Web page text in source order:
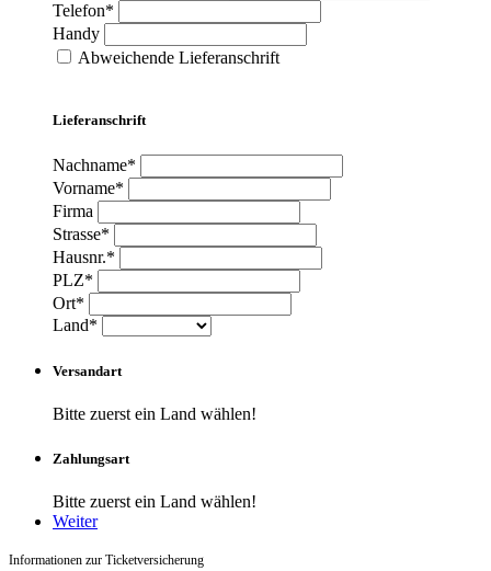
Telefon*
Handy
Abweichende Lieferanschrift
Lieferanschrift
Nachname*
Vorname*
Firma
Strasse*
Hausnr.*
PLZ*
Ort*
Land*
Versandart
Bitte zuerst ein Land wählen!
Zahlungsart
Bitte zuerst ein Land wählen!
Weiter
Informationen zur Ticketversicherung